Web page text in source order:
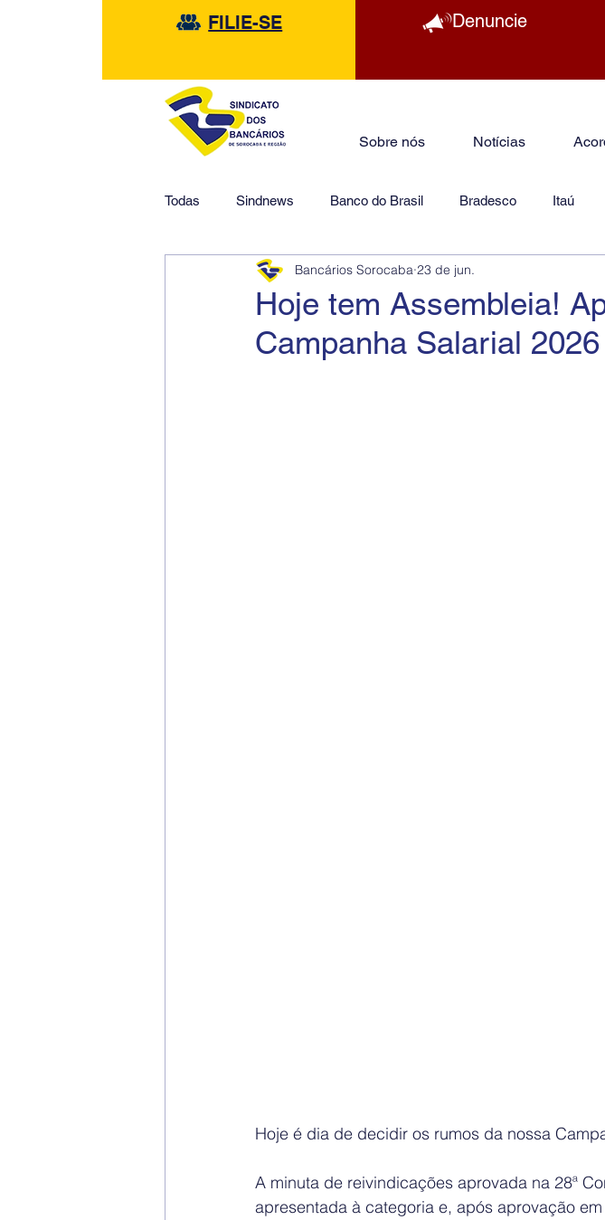
FILIE-SE Denuncie
Sobre nós Notícias
Todas Sindnews Banco do Brasil Bradesco Itaú
HSBC Financeiras Jurídico
Hoje tem Assembleia!
Campanha Salarial 2026
Bancários Sorocaba 23 de jun.
Hoje é dia de decidir os rumos da nossa
A minuta de reivindicações aprovada na 28ª
apresentada à categoria e, após aprovação